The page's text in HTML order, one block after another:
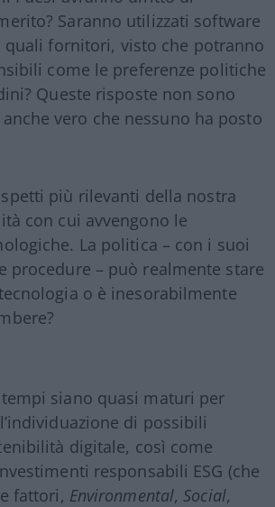
Saranno utilizzati software
quali fornitori, visto che potranno
come le preferenze politiche
Queste risposte non sono
vero che nessuno ha posto
più rilevanti della nostra
con cui avvengono le
La politica – con i suoi
procedure – può realmente stare
o è inesorabilmente
tempi siano quasi maturi per
di possibili
digitale, così come
responsabili ESG (che
fattori, Environmental,Social,